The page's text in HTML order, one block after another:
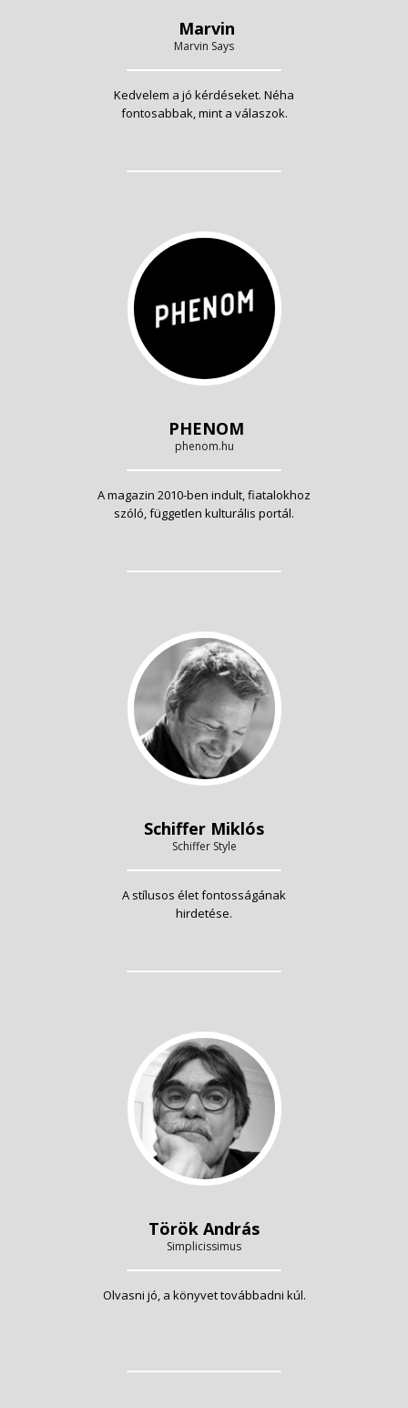
Marvin
Marvin Says
Kedvelem a jó kérdéseket. Néha
fontosabbak, mint a válaszok.
PHENOM
phenom.hu
A magazin 2010-ben indult, fiatalokhoz
szóló, független kulturális portál.
Schiffer Miklós
Schiffer Style
A stílusos élet fontosságának
hirdetése.
Török András
Simplicissimus
Olvasni jó, a könyvet továbbadni kúl.